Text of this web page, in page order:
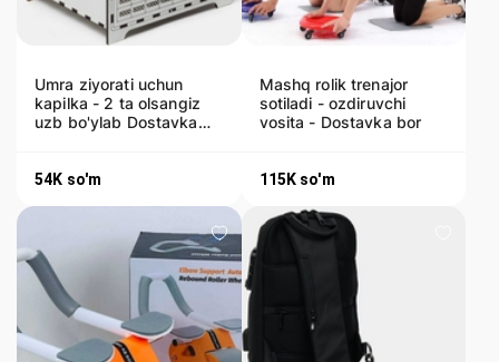
Umra ziyorati uchun
kapilka - 2 ta olsangiz
uzb bo'ylab Dostavka
54K so'm
Mashq rolik trenajor
sotiladi - ozdiruvchi
vosita - Dostavka bor
115K so'm